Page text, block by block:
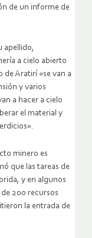
de un informe de
apellido,
a cielo abierto
de Aratirí «se van a
y varios
a hacer a cielo
el material y
minero es
que las tareas de
y en algunos
200 recursos
la entrada de